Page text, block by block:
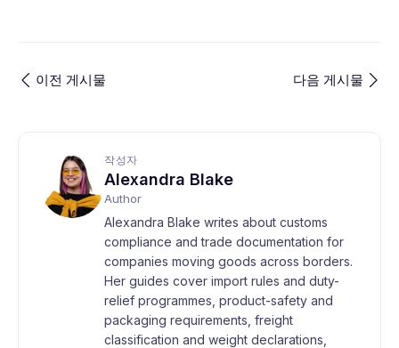
이전 게시물 다음 게시물
작성자
Alexandra Blake
Author
Alexandra Blake writes about customs
compliance and trade documentation for
companies moving goods across borders.
Her guides cover import rules and duty-
relief programmes, product-safety and
packaging requirements, freight
classification and weight declarations,